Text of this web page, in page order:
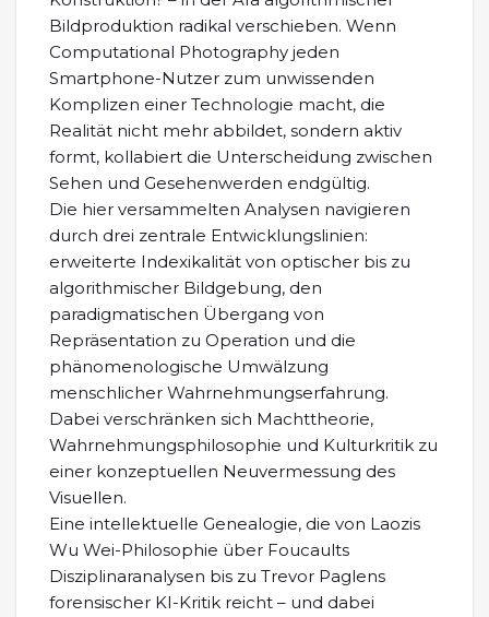
Bildproduktion radikal verschieben. Wenn
Computational Photography jeden
Smartphone-Nutzer zum unwissenden
Komplizen einer Technologie macht, die
Realität nicht mehr abbildet, sondern aktiv
formt, kollabiert die Unterscheidung zwischen
Sehen und Gesehenwerden endgültig.
Die hier versammelten Analysen navigieren
durch drei zentrale Entwicklungslinien:
erweiterte Indexikalität von optischer bis zu
algorithmischer Bildgebung, den
paradigmatischen Übergang von
Repräsentation zu Operation und die
phänomenologische Umwälzung
menschlicher Wahrnehmungserfahrung.
Dabei verschränken sich Machttheorie,
Wahrnehmungsphilosophie und Kulturkritik zu
einer konzeptuellen Neuvermessung des
Visuellen.
Eine intellektuelle Genealogie, die von Laozis
Wu Wei-Philosophie über Foucaults
Disziplinaranalysen bis zu Trevor Paglens
forensischer KI-Kritik reicht – und dabei